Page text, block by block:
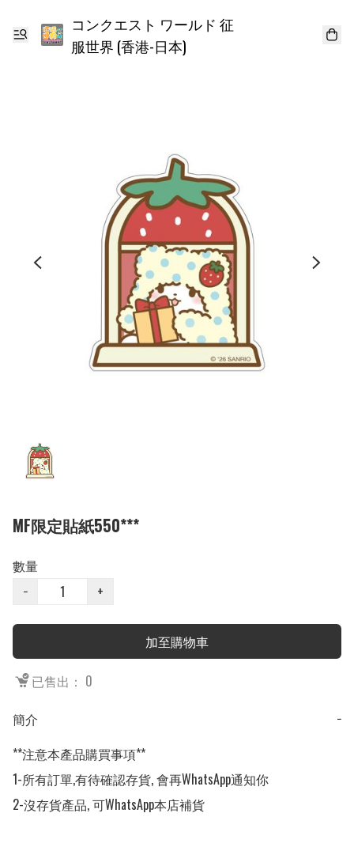
コンクエスト ワールド 征
服世界 (香港-日本)
MF限定貼紙550***
數量
−
+
加至購物車
已售出： 0
簡介
−
**注意本產品購買事項**
1-所有訂單,有待確認存貨, 會再WhatsApp通知你
2-沒存貨產品, 可WhatsApp本店補貨